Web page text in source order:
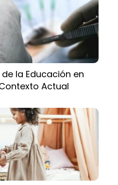
la Educación en
Actual